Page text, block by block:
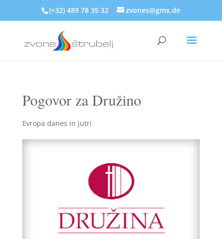
(+32) 489 78 35 32 zvones@gmx.de
Pogovor za Družino
Evropa danes in jutri